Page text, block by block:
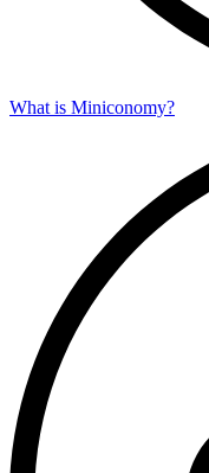
What is Miniconomy?